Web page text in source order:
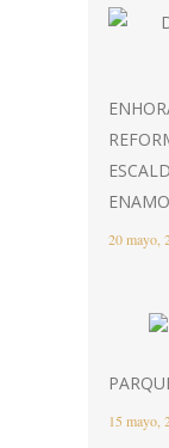
20 mayo,
15 mayo,